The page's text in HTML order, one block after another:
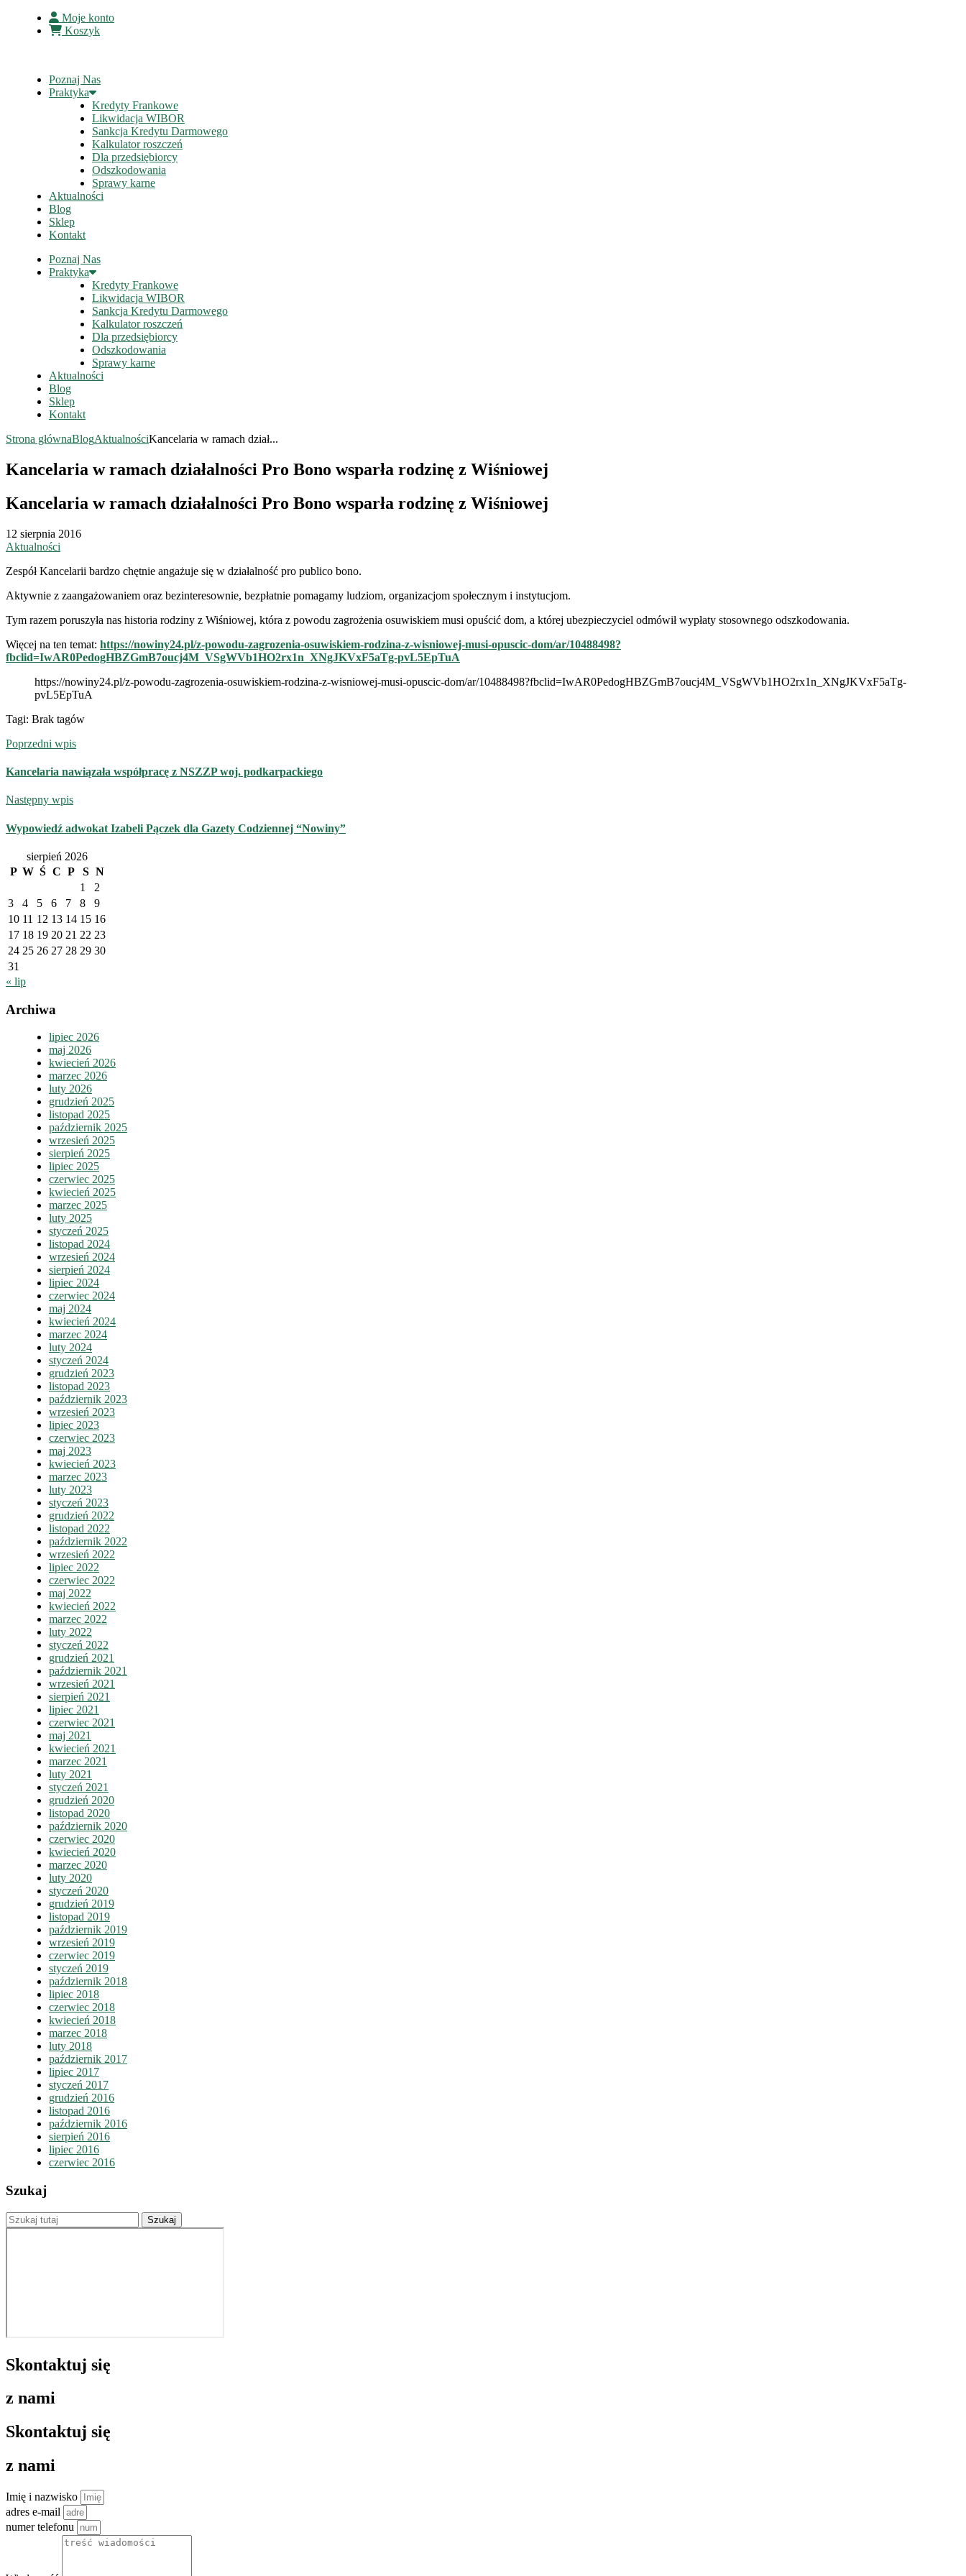
Moje konto
Koszyk
Poznaj Nas
Praktyka
Kredyty Frankowe
Likwidacja WIBOR
Sankcja Kredytu Darmowego
Kalkulator roszczeń
Dla przedsiębiorcy
Odszkodowania
Sprawy karne
Aktualności
Blog
Sklep
Kontakt
Poznaj Nas
Praktyka
Kredyty Frankowe
Likwidacja WIBOR
Sankcja Kredytu Darmowego
Kalkulator roszczeń
Dla przedsiębiorcy
Odszkodowania
Sprawy karne
Aktualności
Blog
Sklep
Kontakt
Strona głównaBlogAktualnościKancelaria w ramach dział...
Kancelaria w ramach działalności Pro Bono wsparła rodzinę z Wiśniowej
Kancelaria w ramach działalności Pro Bono wsparła rodzinę z Wiśniowej
12 sierpnia 2016
Aktualności
Zespół Kancelarii bardzo chętnie angażuje się w działalność pro publico bono.
Aktywnie z zaangażowaniem oraz bezinteresownie, bezpłatnie pomagamy ludziom, organizacjom społecznym i instytucjom.
Tym razem poruszyła nas historia rodziny z Wiśniowej, która z powodu zagrożenia osuwiskiem musi opuścić dom, a której ubezpieczyciel odmówił wypłaty stosownego odszkodowania.
Więcej na ten temat: https://nowiny24.pl/z-powodu-zagrozenia-osuwiskiem-rodzina-z-wisniowej-musi-opuscic-dom/ar/10488498?
fbclid=IwAR0PedogHBZGmB7oucj4M_VSgWVb1HO2rx1n_XNgJKVxF5aTg-pvL5EpTuA
https://nowiny24.pl/z-powodu-zagrozenia-osuwiskiem-rodzina-z-wisniowej-musi-opuscic-dom/ar/10488498?fbclid=IwAR0PedogHBZGmB7oucj4M_VSgWVb1HO2rx1n_XNgJKVxF5aTg-
pvL5EpTuA
Tagi: Brak tagów
Poprzedni wpis
Kancelaria nawiązała współpracę z NSZZP woj. podkarpackiego
Następny wpis
Wypowiedź adwokat Izabeli Pączek dla Gazety Codziennej “Nowiny”
sierpień 2026
P W Ś C P S N
1
2
3
4 5 6 7 8
9
10 11 12 13 14 15 16
17 18 19 20 21 22 23
24 25 26 27 28 29 30
31
« lip
Archiwa
lipiec 2026
maj 2026
kwiecień 2026
marzec 2026
luty 2026
grudzień 2025
listopad 2025
październik 2025
wrzesień 2025
sierpień 2025
lipiec 2025
czerwiec 2025
kwiecień 2025
marzec 2025
luty 2025
styczeń 2025
listopad 2024
wrzesień 2024
sierpień 2024
lipiec 2024
czerwiec 2024
maj 2024
kwiecień 2024
marzec 2024
luty 2024
styczeń 2024
grudzień 2023
listopad 2023
październik 2023
wrzesień 2023
lipiec 2023
czerwiec 2023
maj 2023
kwiecień 2023
marzec 2023
luty 2023
styczeń 2023
grudzień 2022
listopad 2022
październik 2022
wrzesień 2022
lipiec 2022
czerwiec 2022
maj 2022
kwiecień 2022
marzec 2022
luty 2022
styczeń 2022
grudzień 2021
październik 2021
wrzesień 2021
sierpień 2021
lipiec 2021
czerwiec 2021
maj 2021
kwiecień 2021
marzec 2021
luty 2021
styczeń 2021
grudzień 2020
listopad 2020
październik 2020
czerwiec 2020
kwiecień 2020
marzec 2020
luty 2020
styczeń 2020
grudzień 2019
listopad 2019
październik 2019
wrzesień 2019
czerwiec 2019
styczeń 2019
październik 2018
lipiec 2018
czerwiec 2018
kwiecień 2018
marzec 2018
luty 2018
październik 2017
lipiec 2017
styczeń 2017
grudzień 2016
listopad 2016
październik 2016
sierpień 2016
lipiec 2016
czerwiec 2016
Szukaj
Skontaktuj się
z nami
Skontaktuj się
z nami
Imię i nazwisko
adres e-mail
numer telefonu